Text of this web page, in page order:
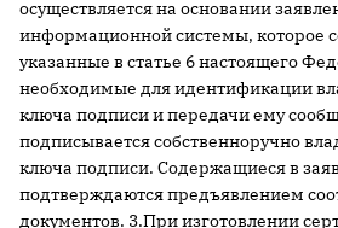
осуществляется на основании
информационной системы, которое
указанные в статье 6 настоящего
необходимые для идентификации
ключа подписи и передачи ему
подписывается собственноручно
ключа подписи. Содержащиеся в
подтверждаются предъявлением
документов. 3.При изготовлении